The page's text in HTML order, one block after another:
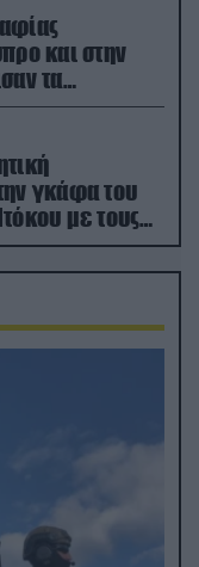
και στην
τα
γκάφα του
με τους